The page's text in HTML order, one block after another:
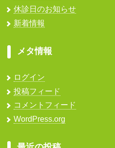
休診日のお知らせ
新着情報
メタ情報
ログイン
投稿フィード
コメントフィード
WordPress.org